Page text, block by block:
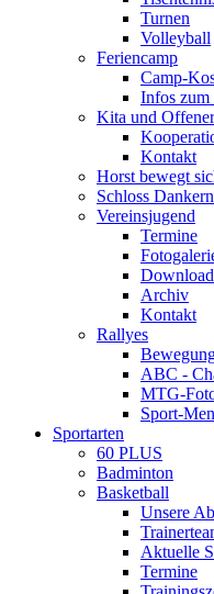
Turnen
Volleyball
Feriencamp
Camp-
Infos zum
Kita und
Kontakt
Horst bewegt
Schloss Dankern
Vereinsjugend
Termine
Archiv
Kontakt
Rallyes
ABC -
MTG-
Sport-
Sportarten
60 PLUS
Badminton
Basketball
Unsere
Aktuelle
Termine